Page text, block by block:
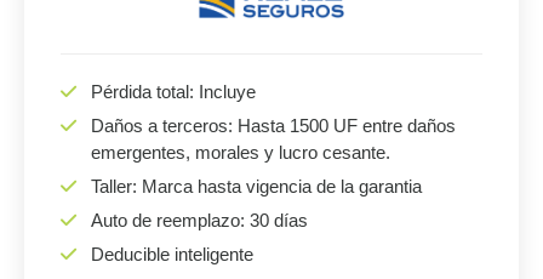
Pérdida total: Incluye
Daños a terceros: Hasta 1500 UF entre daños
emergentes, morales y lucro cesante.
Taller: Marca hasta vigencia de la garantia
Auto de reemplazo: 30 días
Deducible inteligente